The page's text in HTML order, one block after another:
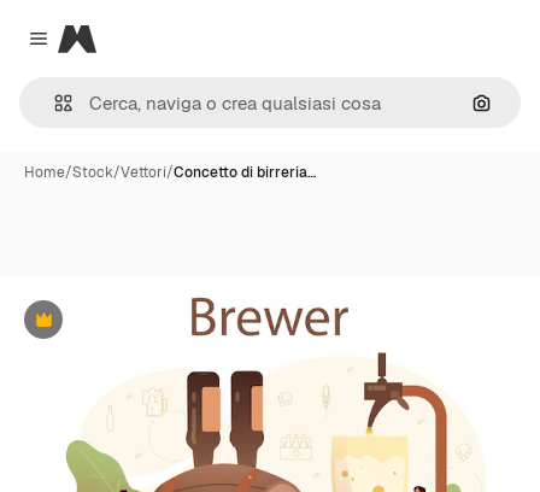
Close menu
Magnific
Cerca
Home/Stock/Vettori/Concetto di birreria…
Premium